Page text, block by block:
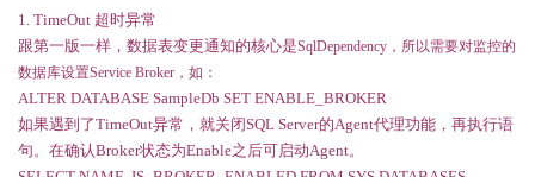
1. TimeOut 超时异常
跟第一版一样，数据表变更通知的核心是SqlDependency，所以需要对监控的
数据库设置Service Broker，如：
ALTER DATABASE SampleDb SET ENABLE_BROKER
如果遇到了TimeOut异常，就关闭SQL Server的Agent代理功能，再执行语
句。在确认Broker状态为Enable之后可启动Agent。